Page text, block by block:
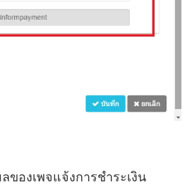
ของเพจแจ้งการชำระเงิน